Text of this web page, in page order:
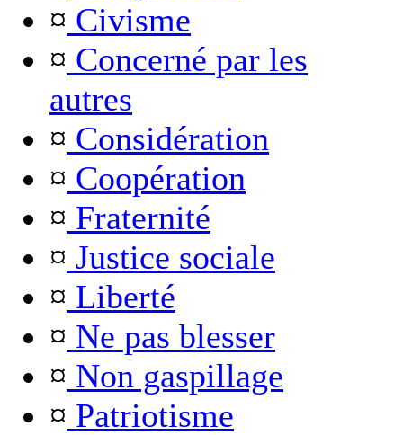
¤ Civisme
¤ Concerné par les
autres
¤ Considération
¤ Coopération
¤ Fraternité
¤ Justice sociale
¤ Liberté
¤ Ne pas blesser
¤ Non gaspillage
¤ Patriotisme